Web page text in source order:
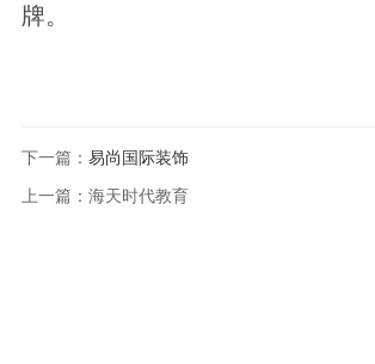
牌。
下一篇：易尚国际装饰
上一篇：海天时代教育